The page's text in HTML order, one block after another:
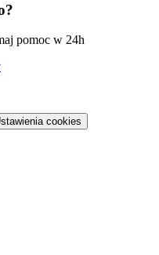
pomoc w 24h
cookies